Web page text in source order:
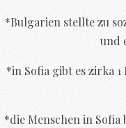
*Bulgarien stellte zu
und
*in Sofia gibt es zirka
*die Menschen in Sofia